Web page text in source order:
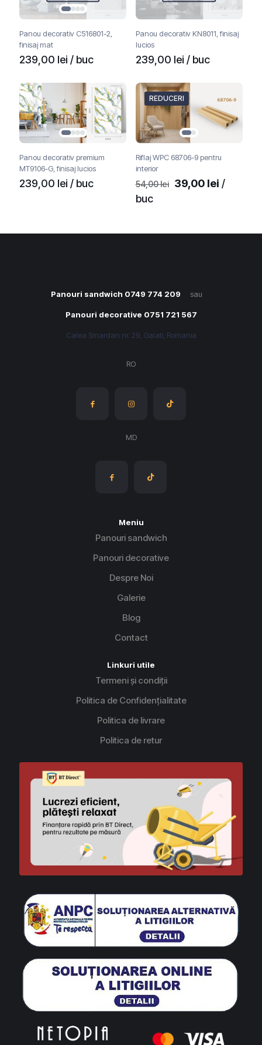
Panou decorativ C516801-2,
finisaj mat
239,00 lei / buc
Panou decorativ KN8011, finisaj
lucios
239,00 lei / buc
Panou decorativ premium
MT9106-G, finisaj lucios
239,00 lei / buc
REDUCERI
Riflaj WPC 68706-9 pentru
interior
54,00lei
Prețul
39,00 leiPrețul
/
buc
Panouri sandwich 0749 774 209 sau
Panouri decorative 0751 721 567
Calea Smardan nr. 29, Galati, Romania
RO
MD
Meniu
Panouri sandwich
Panouri decorative
Despre Noi
Galerie
Blog
Contact
Linkuri utile
Termeni și condiții
Politica de Confidențialitate
Politica de livrare
Politica de retur